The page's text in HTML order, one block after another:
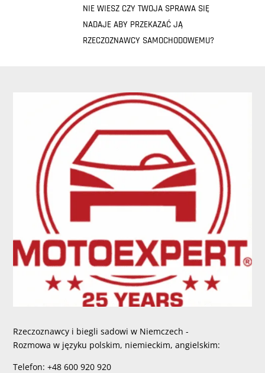
NIE WIESZ CZY TWOJA SPRAWA SIĘ
NADAJE ABY PRZEKAZAĆ JĄ
RZECZOZNAWCY SAMOCHODOWEMU?
Rzeczoznawcy i biegli sadowi w Niemczech -
Rozmowa w języku polskim, niemieckim, angielskim:
Telefon: +48 600 920 920